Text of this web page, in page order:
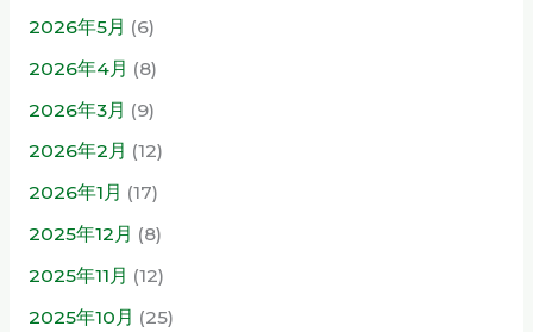
2026年5月 (6)
2026年4月 (8)
2026年3月 (9)
2026年2月 (12)
2026年1月 (17)
2025年12月 (8)
2025年11月 (12)
2025年10月 (25)